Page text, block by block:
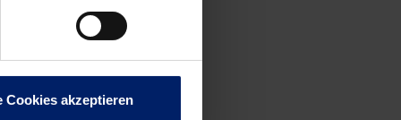
Cookies akzeptieren